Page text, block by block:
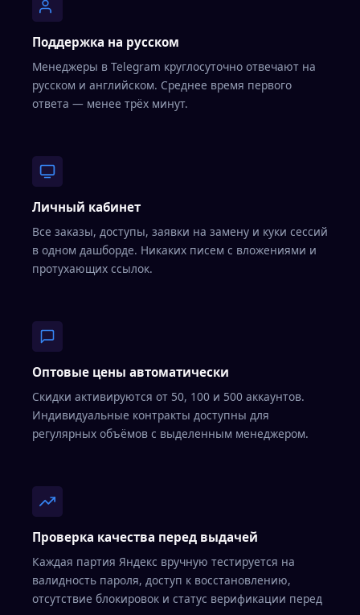
Поддержка на русском
Менеджеры в Telegram круглосуточно отвечают на
русском и английском. Среднее время первого
ответа — менее трёх минут.
Личный кабинет
Все заказы, доступы, заявки на замену и куки сессий
в одном дашборде. Никаких писем с вложениями и
протухающих ссылок.
Оптовые цены автоматически
Скидки активируются от 50, 100 и 500 аккаунтов.
Индивидуальные контракты доступны для
регулярных объёмов с выделенным менеджером.
Проверка качества перед выдачей
Каждая партия Яндекс вручную тестируется на
валидность пароля, доступ к восстановлению,
отсутствие блокировок и статус верификации перед